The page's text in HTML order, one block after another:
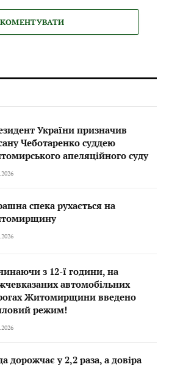
КОМЕНТУВАТИ
України призначив
Чеботаренко суддею
апеляційного суду
спека рухається на
з 12-ї години, на
автомобільних
Житомирщини введено
режим!
дорожчає у 2,2 раза, а довіра